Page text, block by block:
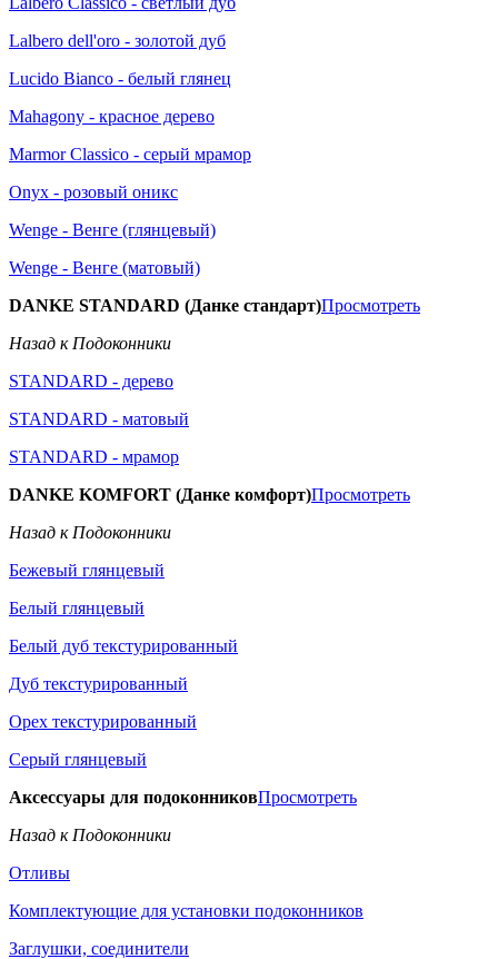
Lalbero dell'oro - золотой дуб
Lucido Bianco - белый глянец
Mahagony - красное дерево
Marmor Classico - серый мрамор
Onyx - розовый оникс
Wenge - Венге (глянцевый)
Wenge - Венге (матовый)
DANKE STANDARD (Данке стандарт)Просмотреть
Назад к Подоконники
STANDARD - дерево
STANDARD - матовый
STANDARD - мрамор
DANKE KOMFORT (Данке комфорт)Просмотреть
Назад к Подоконники
Бежевый глянцевый
Белый глянцевый
Белый дуб текстурированный
Дуб текстурированный
Орех текстурированный
Серый глянцевый
Аксессуары для подоконниковПросмотреть
Назад к Подоконники
Отливы
Комплектующие для установки подоконников
Заглушки, соединители